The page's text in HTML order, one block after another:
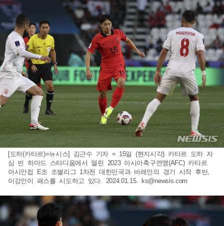
[도하(카타르)=뉴시스] 김근수 기자 = 15일 (현지시각) 카타르 도하 자
심 빈 하마드 스타디움에서 열린 2023 아시아축구연맹(AFC) 카타르
아시안컵 E조 조별리그 1차전 대한민국과 바레인의 경기 시작 후반,
이강인이 패스를 시도하고 있다. 2024.01.15. ks@newsis.com